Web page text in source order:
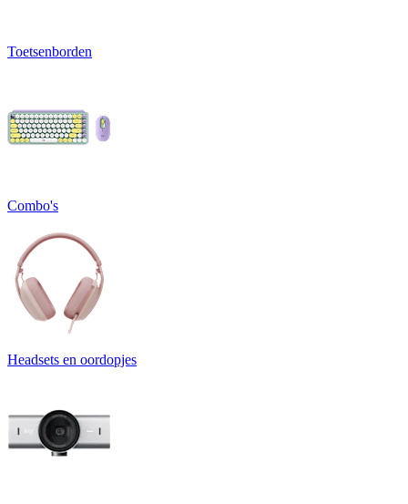
Toetsenborden
Combo's
Headsets en oordopjes